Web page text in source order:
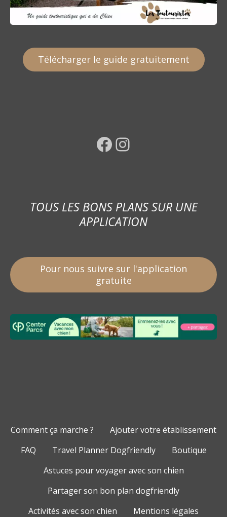
Télécharger le guide gratuitement
Facebook Instagram
TOUS LES BONS PLANS SUR UNE
APPLICATION
Pour nous suivre sur l'application
gratuite
Comment ça marche ?
Ajouter votre établissement
FAQ
Travel Planner Dogfriendly
Boutique
Astuces pour voyager avec son chien
Partager son bon plan dogfriendly
Activités avec son chien
Mentions légales